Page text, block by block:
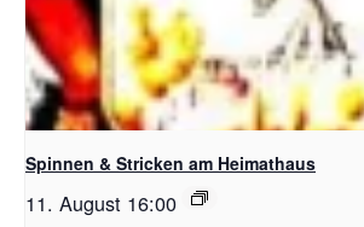
Spinnen & Stricken am Heimathaus
11. August 16:00